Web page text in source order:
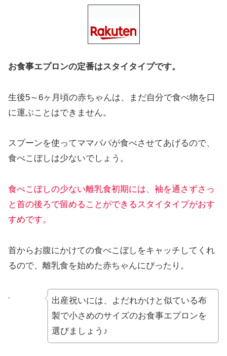
お食事エプロンの定番はスタイタイプです。
生後5～6ヶ月頃の赤ちゃんは、まだ自分で食べ物を口
に運ぶことはできません。
スプーンを使ってママパパが食べさせてあげるので、
食べこぼしは少ないでしょう。
食べこぼしの少ない離乳食初期には、 袖を通さずさっ
と首の後ろで留めることができるスタイタイプがおす
すめです。
首からお腹にかけての食べこぼしをキャッチしてくれ
るので、離乳食を始めた赤ちゃんにぴったり。
出産祝いには、よだれかけと似ている布
製で小さめのサイズのお食事エプロンを
選びましょう♪